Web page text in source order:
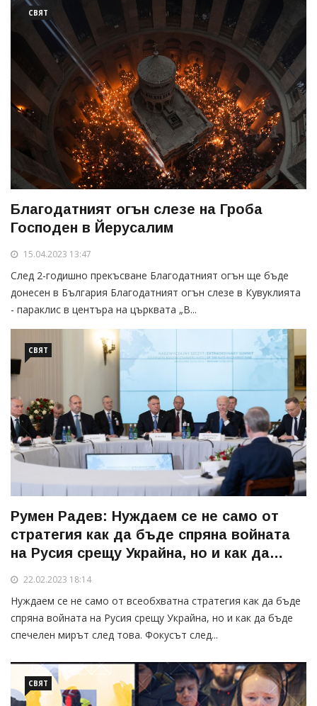
СВЯТ
Благодатният огън слезе на Гроба
Господен в Йерусалим
15.04.2023 13:47
След 2-годишно прекъсване Благодатният огън ще бъде
донесен в България Благодатният огън слезе в Кувуклията
- параклис в центъра на църквата „В...
СВЯТ
Румен Радев: Нуждаем се не само от
стратегия как да бъде спряна войната
на Русия срещу Украйна, но и как да
22.02.2023 18:14
Нуждаем се не само от всеобхватна стратегия как да бъде
спряна войната на Русия срещу Украйна, но и как да бъде
спечелен мирът след това. Фокусът след...
СВЯТ